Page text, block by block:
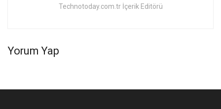
Technotoday.com.tr İçerik Editörü
Yorum Yap